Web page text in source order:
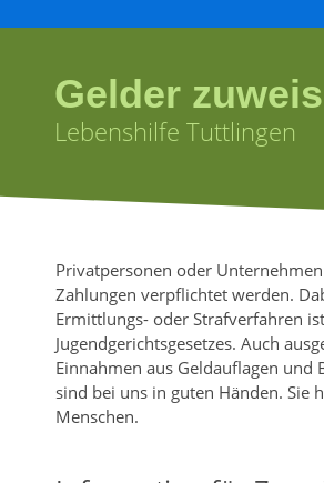
Gelder
Lebenshilfe Tuttlingen
Privatpersonen oder
Zahlungen verpflichtet werden.
Ermittlungs- oder Strafverfahren
Jugendgerichtsgesetzes. Auch
Einnahmen aus Geldauflagen
sind bei uns in guten Händen. Sie
Menschen.